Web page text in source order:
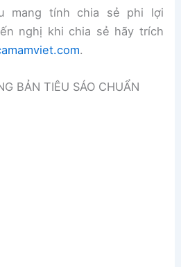
mang tính chia sẻ phi lợi
nghị khi chia sẻ hãy trích
.
BẢN TIÊU SÁO CHUẨN